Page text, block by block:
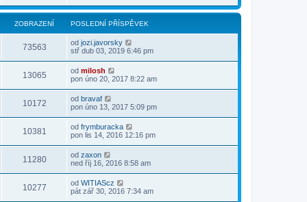
ZOBRAZENÍ POSLEDNÍ PŘÍSPĚVEK
73563 od jozi.javorsky
stř dub 03, 2019 6:46 pm
13065 od milosh
pon úno 20, 2017 8:22 am
10172 od bravaf
pon úno 13, 2017 5:09 pm
10381 od frymburacka
pon lis 14, 2016 12:16 pm
11280 od zaxon
ned říj 16, 2016 8:58 am
10277 od WITIAScz
pát zář 30, 2016 7:34 am